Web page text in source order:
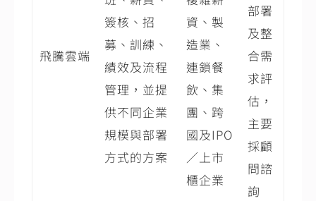
飛騰雲端
簽核、招
募、訓練、
績效及流程
管理，並提
供不同企業
規模與部署
方式的方案
資、製
造業、
連鎖餐
飲、集
團、跨
國及IPO
／上市
櫃企業
部署
及整
合需
求評
估，
主要
採顧
問諮
詢